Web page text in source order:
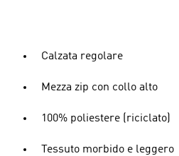
Calzata regolare
Mezza zip con collo alto
100% poliestere (riciclato)
Tessuto morbido e leggero